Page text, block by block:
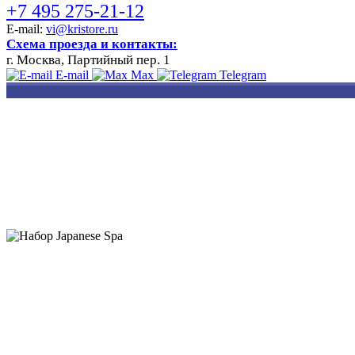
+7 495 275-21-12
E-mail: vi@kristore.ru
Схема проезда и контакты:
г. Москва, Партийный пер. 1
E-mail Max Telegram